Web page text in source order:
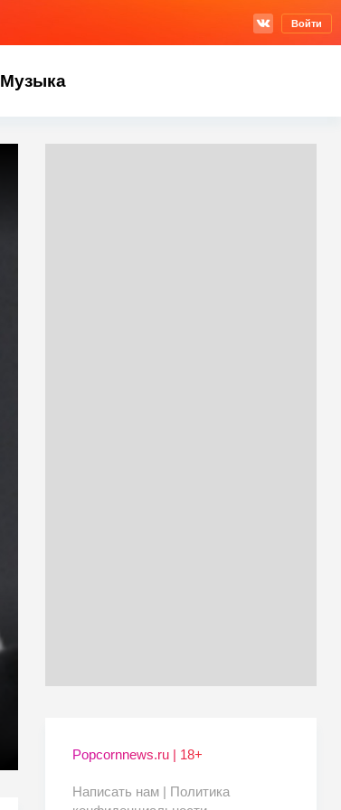
Войти
Музыка
Popcornnews.ru | 18+
Написать нам | Политика